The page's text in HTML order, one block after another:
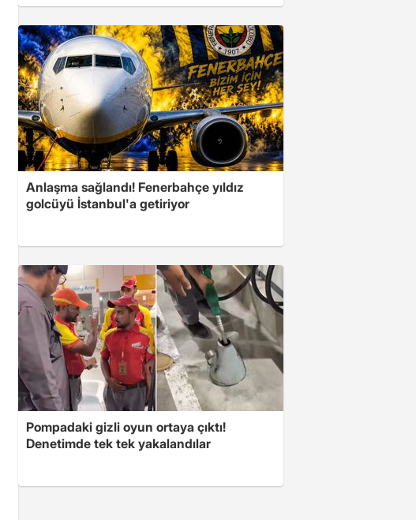
Anlaşma sağlandı! Fenerbahçe yıldız
golcüyü İstanbul'a getiriyor
Pompadaki gizli oyun ortaya çıktı!
Denetimde tek tek yakalandılar